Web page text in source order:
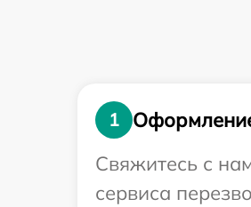
1
Свяжитесь с
сервиса